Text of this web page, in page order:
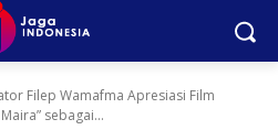
Filep Wamafma Apresiasi Film
sebagai...